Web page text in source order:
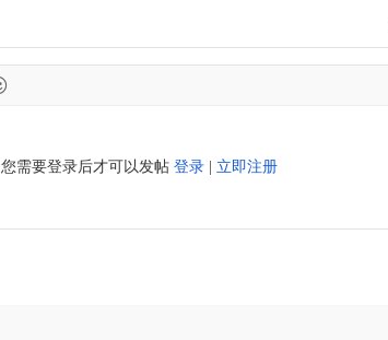
您需要登录后才可以发帖 登录| 立即注册